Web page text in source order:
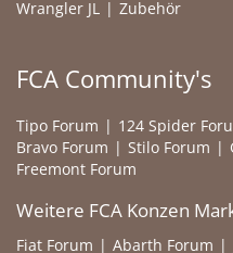
Wrangler JL
Zubehör
FCA Community's
Tipo Forum 124 Spider
Bravo Forum
Stilo Forum
Freemont Forum
Weitere FCA Konzen
Fiat Forum Abarth Forum